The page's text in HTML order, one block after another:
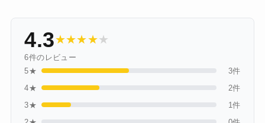
4.3★★★★★
6件のレビュー
5★
3件
4★
2件
3★
1件